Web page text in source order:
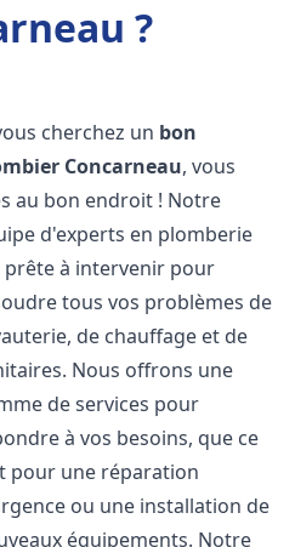
?
cherchez un bon
Concarneau, vous
au bon endroit ! Notre
d'experts en plomberie
prête à intervenir pour
tous vos problèmes de
de chauffage et de
Nous offrons une
de services pour
à vos besoins, que ce
pour une réparation
ou une installation de
équipements. Notre